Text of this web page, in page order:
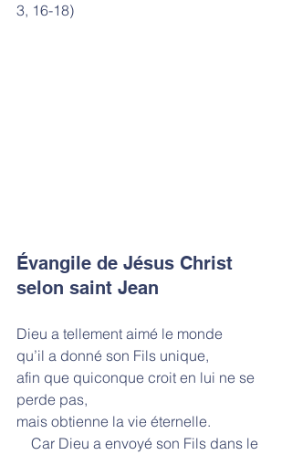
3, 16-18)
Évangile de Jésus Christ
selon saint Jean
Dieu a tellement aimé le monde
qu’il a donné son Fils unique,
afin que quiconque croit en lui ne se
perde pas,
mais obtienne la vie éternelle.